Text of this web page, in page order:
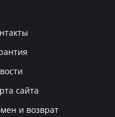
сайта
и возврат